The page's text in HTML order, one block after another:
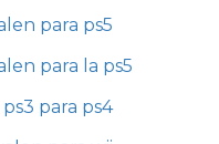
para ps5
para la ps5
para ps4